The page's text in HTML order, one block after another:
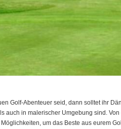
Golf-Abenteuer seid, dann solltet ihr
auch in malerischer Umgebung sind.
um das Beste aus eurem